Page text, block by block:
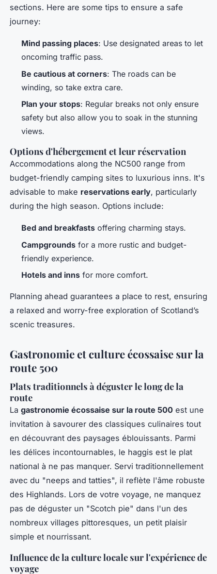
sections. Here are some tips to ensure a safe
journey:
Mind passing places: Use designated areas to let
oncoming traffic pass.
Be cautious at corners: The roads can be
winding, so take extra care.
Plan your stops: Regular breaks not only ensure
safety but also allow you to soak in the stunning
views.
Options d'hébergement et leur réservation
Accommodations along the NC500 range from
budget-friendly camping sites to luxurious inns. It's
advisable to make reservations early, particularly
during the high season. Options include:
Bed and breakfasts offering charming stays.
Campgrounds for a more rustic and budget-
friendly experience.
Hotels and inns for more comfort.
Planning ahead guarantees a place to rest, ensuring
a relaxed and worry-free exploration of Scotland’s
scenic treasures.
Gastronomie et culture écossaise sur la
route 500
Plats traditionnels à déguster le long de la
route
La gastronomie écossaise sur la route 500 est une
invitation à savourer des classiques culinaires tout
en découvrant des paysages éblouissants. Parmi
les délices incontournables, le haggis est le plat
national à ne pas manquer. Servi traditionnellement
avec du "neeps and tatties", il reflète l'âme robuste
des Highlands. Lors de votre voyage, ne manquez
pas de déguster un "Scotch pie" dans l'un des
nombreux villages pittoresques, un petit plaisir
simple et nourrissant.
Influence de la culture locale sur l'expérience de
voyage